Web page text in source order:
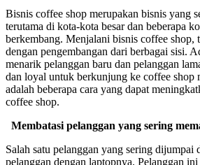
Bisnis coffee shop merupakan bisnis yang
terutama di kota-kota besar dan beberapa
berkembang. Menjalani bisnis coffee shop,
dengan pengembangan dari berbagai sisi.
menarik pelanggan baru dan pelanggan
dan loyal untuk berkunjung ke coffee
adalah beberapa cara yang dapat
coffee shop.
Membatasi pelanggan yang sering
Salah satu pelanggan yang sering dijumpai
pelanggan dengan laptopnya. Pelanggan ini